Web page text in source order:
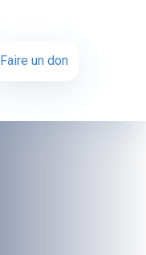
Faire un don